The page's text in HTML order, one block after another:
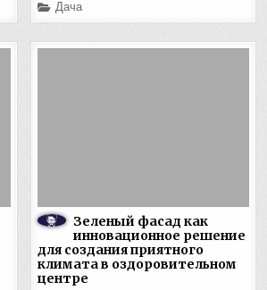
Posted
in
Дача
Зеленый фасад как
инновационное решение
для создания приятного
климата в оздоровительном
центре